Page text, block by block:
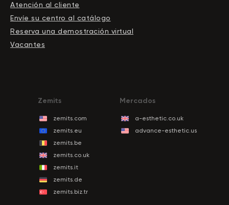
Atención al cliente
Envíe su centro al catálogo
Reserva una demostración virtual
Vacantes
zemits.com
zemits.eu
zemits.be
zemits.co.uk
zemits.it
zemits.de
zemits.biz.tr
Zemits
a-esthetic.co.uk
advance-esthetic.us
Mercados